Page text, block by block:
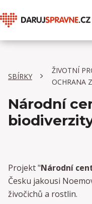
Sbírky
Organizace
SBÍRKY
ŽIVOTNÍ
OCHRANA
Národní
Projekt "Národní
Česku jakousi
živočichů a rostlin.